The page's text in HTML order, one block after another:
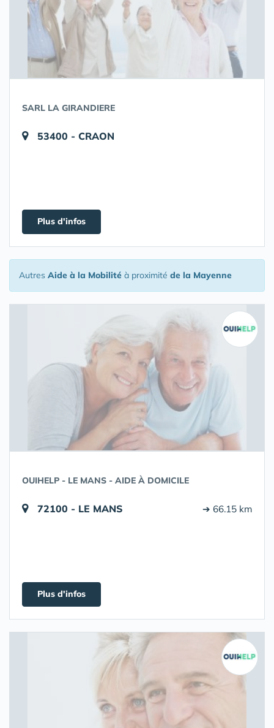
SARL LA GIRANDIERE
53400 - CRAON
Plus d'infos
Autres Aide à la Mobilité à proximité de la Mayenne
OUIHELP - LE MANS - AIDE À DOMICILE
72100 - LE MANS ➔ 66.15 km
Plus d'infos